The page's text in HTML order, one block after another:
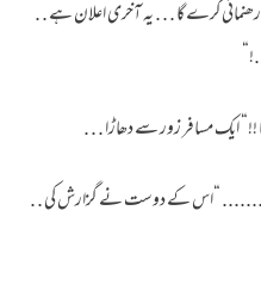
رھنمائی کرے گا . . . یہ آخری اعلان ہے . .
ایک مسافر زور سے دھاڑا . . .
....... “اس کے دوست نے گزارش کی . .